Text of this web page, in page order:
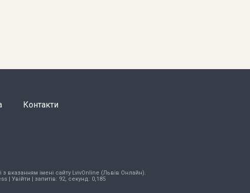
Контакти
вказанням імені сайту LvivOnline (Львів Онлайн).
| Увійти | запитів: 92, секунд: 0,185